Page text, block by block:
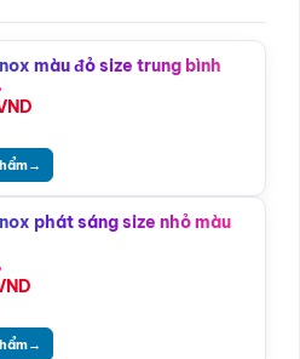
màu đỏ size trung bình
→
phát sáng size nhỏ màu
→